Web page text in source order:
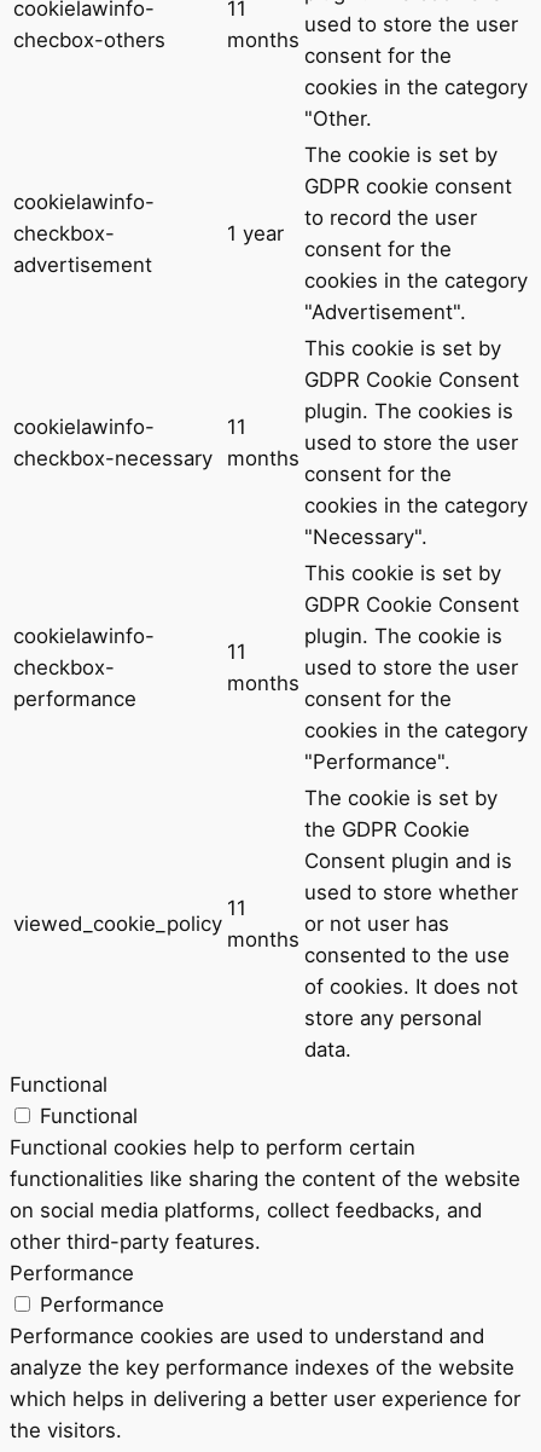
cookielawinfo-
checbox-others
11
months
used to store the user
consent for the
cookies in the category
"Other.
cookielawinfo-
checkbox-
advertisement
1 year
The cookie is set by
GDPR cookie consent
to record the user
consent for the
cookies in the category
"Advertisement".
cookielawinfo-
checkbox-necessary
11
months
This cookie is set by
GDPR Cookie Consent
plugin. The cookies is
used to store the user
consent for the
cookies in the category
"Necessary".
cookielawinfo-
checkbox-
performance
11
months
This cookie is set by
GDPR Cookie Consent
plugin. The cookie is
used to store the user
consent for the
cookies in the category
"Performance".
viewed_cookie_policy
11
months
The cookie is set by
the GDPR Cookie
Consent plugin and is
used to store whether
or not user has
consented to the use
of cookies. It does not
store any personal
data.
Functional
Functional
Functional cookies help to perform certain
functionalities like sharing the content of the website
on social media platforms, collect feedbacks, and
other third-party features.
Performance
Performance
Performance cookies are used to understand and
analyze the key performance indexes of the website
which helps in delivering a better user experience for
the visitors.